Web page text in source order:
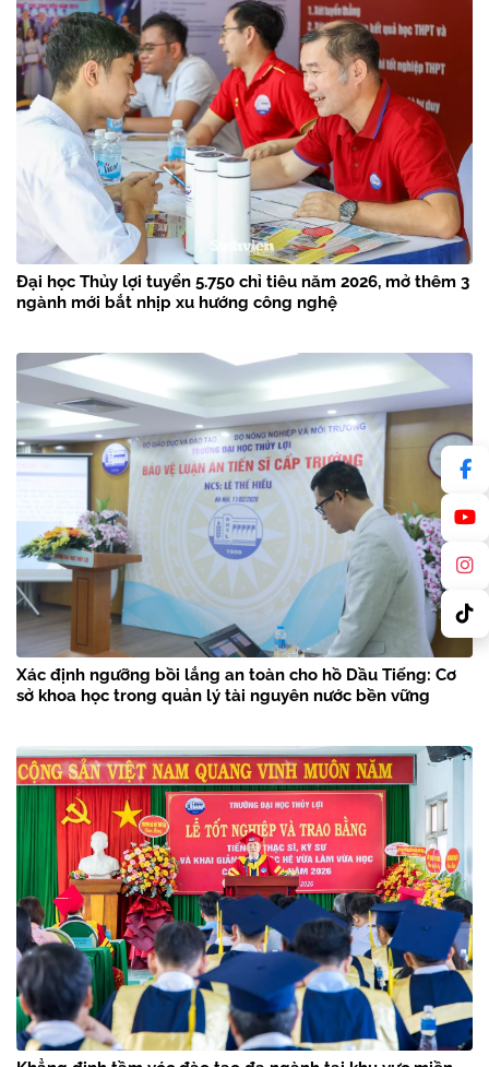
Đại học Thủy lợi tuyển 5.750 chỉ tiêu năm 2026, mở thêm 3
ngành mới bắt nhịp xu hướng công nghệ
Xác định ngưỡng bồi lắng an toàn cho hồ Dầu Tiếng: Cơ
sở khoa học trong quản lý tài nguyên nước bền vững